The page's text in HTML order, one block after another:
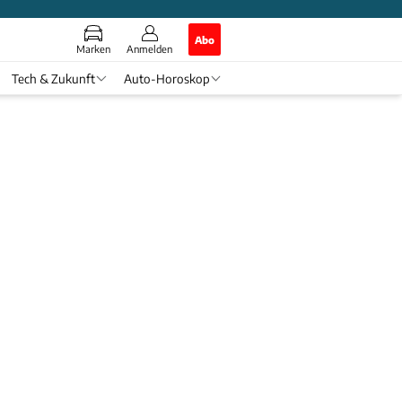
Marken Anmelden
Abo
Tech & Zukunft Auto-Horoskop